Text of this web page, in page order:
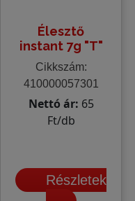
Élesztő
instant 7g "T"
Cikkszám:
410000057301
Nettó ár: 65
Ft/db
Részletek